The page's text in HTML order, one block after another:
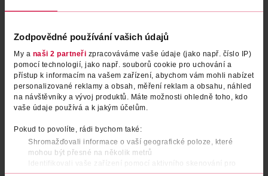
Zodpovědné používání vašich údajů
My a naši 2 partneři zpracováváme vaše údaje (jako např. číslo IP)
pomocí technologií, jako např. souborů cookie pro uchování a
přístup k informacím na vašem zařízení, abychom vám mohli nabízet
personalizované reklamy a obsah, měření reklam a obsahu, náhled
na návštěvníky a vývoj produktů. Máte možnosti ohledně toho, kdo
vaše údaje používá a k jakým účelům.
Pokud to povolíte, rádi bychom také:
Shromažďovali informace o vaší geografické poloze, které
mohou být přesné na několik metrů
Identifikovali vaše zařízení pomocí aktivního skenování pro
konkrétní charakteristiky (otisk prstu)
Kapsičky Adult s kuřetem a
Purina One 340 g
64.90 Kč
DO KOŠÍKU
Smíšený výběr s rýží v želé
Pedigree
49.90 Kč
DO KOŠÍKU